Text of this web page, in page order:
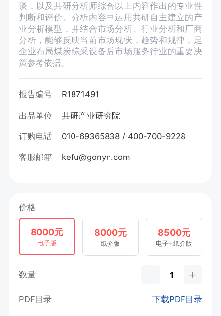
谈，以及共研分析师综合以上内容作出的专业性
判断和评价。分析内容中运用共研自主建立的产
业分析模型，并结合市场分析、行业分析和厂商
分析，能够反映当前市场现状，趋势和规律，是
企业布局煤炭综采设备后市场服务行业的重要决
策参考依据。
报告编号 R1871491
出品单位 共研产业研究院
订购电话 010-69365838 / 400-700-9228
客服邮箱 kefu@gonyn.com
价格
8000元
电子版
8000元
纸介版
8500元
电子+纸介版
数量
PDF目录 下载PDF目录